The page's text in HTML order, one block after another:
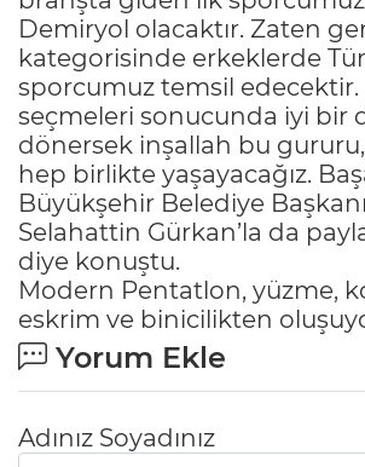
Demiryol olacaktır. Zaten
kategorisinde erkeklerde
sporcumuz temsil edecektir.
seçmeleri sonucunda iyi bir
dönersek inşallah bu
hep birlikte yaşayacağız.
Büyükşehir Belediye
Selahattin Gürkan’la da
diye konuştu.
Modern Pentatlon, yüzme,
eskrim ve binicilikten
Yorum Ekle
Adınız Soyadınız